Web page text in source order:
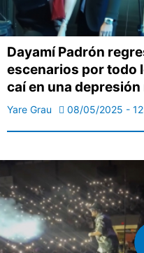
Dayamí Padrón
escenarios por todo
caí en una
Yare Grau 08/05/2025 -